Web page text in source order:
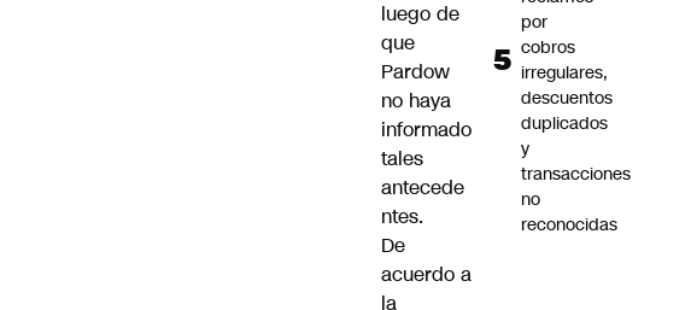
luego de
que
Pardow
no haya
informado
tales
antecede
ntes.
De
acuerdo a
la
por
cobros
irregulares,
descuentos
duplicados
y
transacciones
no
reconocidas